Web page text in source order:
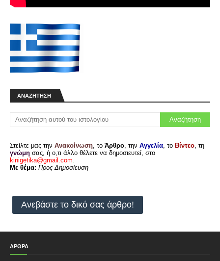
ΑΝΑΖΉΤΗΣΗ
Στείλτε μας την Ανακοίνωση , το Άρθρο , την Αγγελία , το Βίντεο , τη
γνώμη σας, ή ο,τι άλλο θέλετε να δημοσιευτεί, στο
kinigetika@gmail.com
Με θέμα: Προς Δημοσίευση
Ανεβάστε το δικό σας άρθρο!
ΑΡΘΡΑ